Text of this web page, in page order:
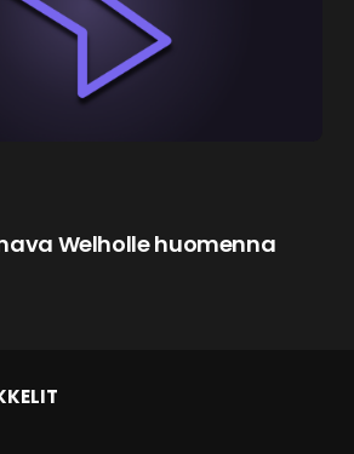
Welholle huomenna